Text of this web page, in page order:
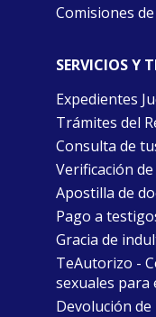
Comisiones
SERVICIOS Y
Expedientes
Trámites del
Consulta de
Verificación
Apostilla de
Pago a
Gracia de
TeAutorizo -
sexuales para
Devolución